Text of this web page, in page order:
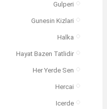
Gulperi
Gunesin Kizlari
Halka
Hayat Bazen Tatlidir
Her Yerde Sen
Hercai
Icerde